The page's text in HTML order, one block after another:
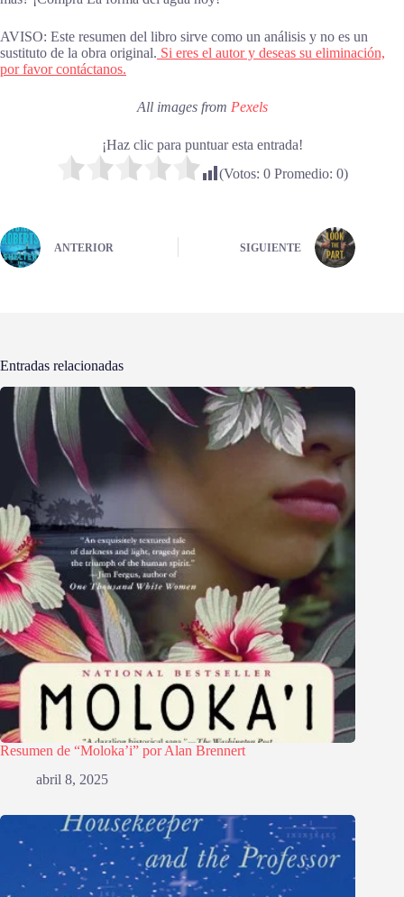
AVISO: Este resumen del libro sirve como un análisis y no es un
sustituto de la obra original. Si eres el autor y deseas su eliminación,
por favor contáctanos.
All images from Pexels
¡Haz clic para puntuar esta entrada!
(Votos: 0Promedio: 0)
ANTERIOR SIGUIENTE
Entradas relacionadas
Resumen de “Moloka’i” por Alan Brennert
abril 8, 2025